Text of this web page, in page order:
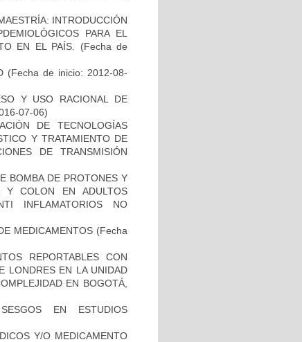
INTRODUCCIÓN
PARA EL
EN EL PAÍS.
(Fecha de
(Fecha de inicio: 2012-08-
Y USO RACIONAL DE
07-06)
DE TECNOLOGÍAS
Y TRATAMIENTO DE
DE TRANSMISIÓN
BOMBA DE PROTONES Y
Y COLON EN ADULTOS
INFLAMATORIOS NO
MEDICAMENTOS (Fecha
REPORTABLES CON
LONDRES EN LA UNIDAD
EN BOGOTÁ,
EN ESTUDIOS
Y/O MEDICAMENTO